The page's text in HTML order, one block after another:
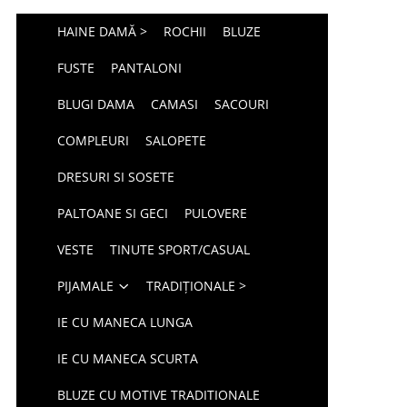
HAINE DAMĂ > ROCHII BLUZE
FUSTE PANTALONI
BLUGI DAMA CAMASI SACOURI
COMPLEURI SALOPETE
DRESURI SI SOSETE
PALTOANE SI GECI PULOVERE
VESTE TINUTE SPORT/CASUAL
PIJAMALE TRADIȚIONALE >
IE CU MANECA LUNGA
IE CU MANECA SCURTA
BLUZE CU MOTIVE TRADITIONALE